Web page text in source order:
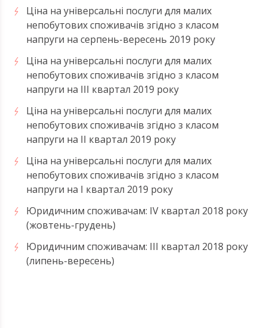
Ціна на універсальні послуги для малих
непобутових споживачів згідно з класом
напруги на серпень-вересень 2019 року
Ціна на універсальні послуги для малих
непобутових споживачів згідно з класом
напруги на ІІI квартал 2019 року
Ціна на універсальні послуги для малих
непобутових споживачів згідно з класом
напруги на ІI квартал 2019 року
Ціна на універсальні послуги для малих
непобутових споживачів згідно з класом
напруги на І квартал 2019 року
Юридичним споживачам: ІV квартал 2018 року
(жовтень-грудень)
Юридичним споживачам: ІІІ квартал 2018 року
(липень-вересень)